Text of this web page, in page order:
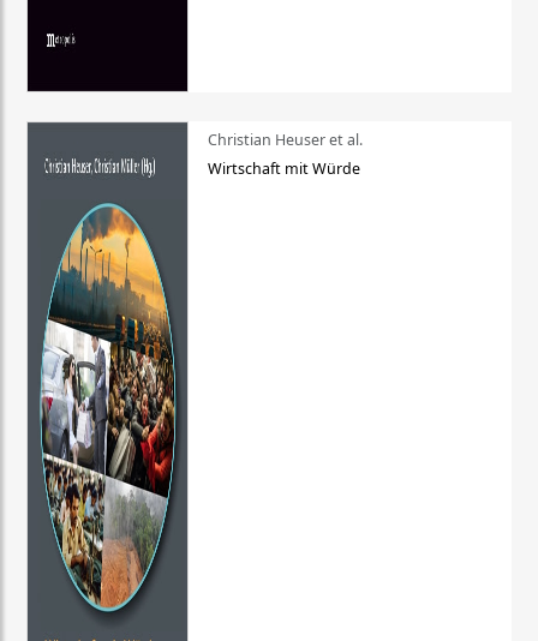
Christian Heuser et al.
Wirtschaft mit Würde